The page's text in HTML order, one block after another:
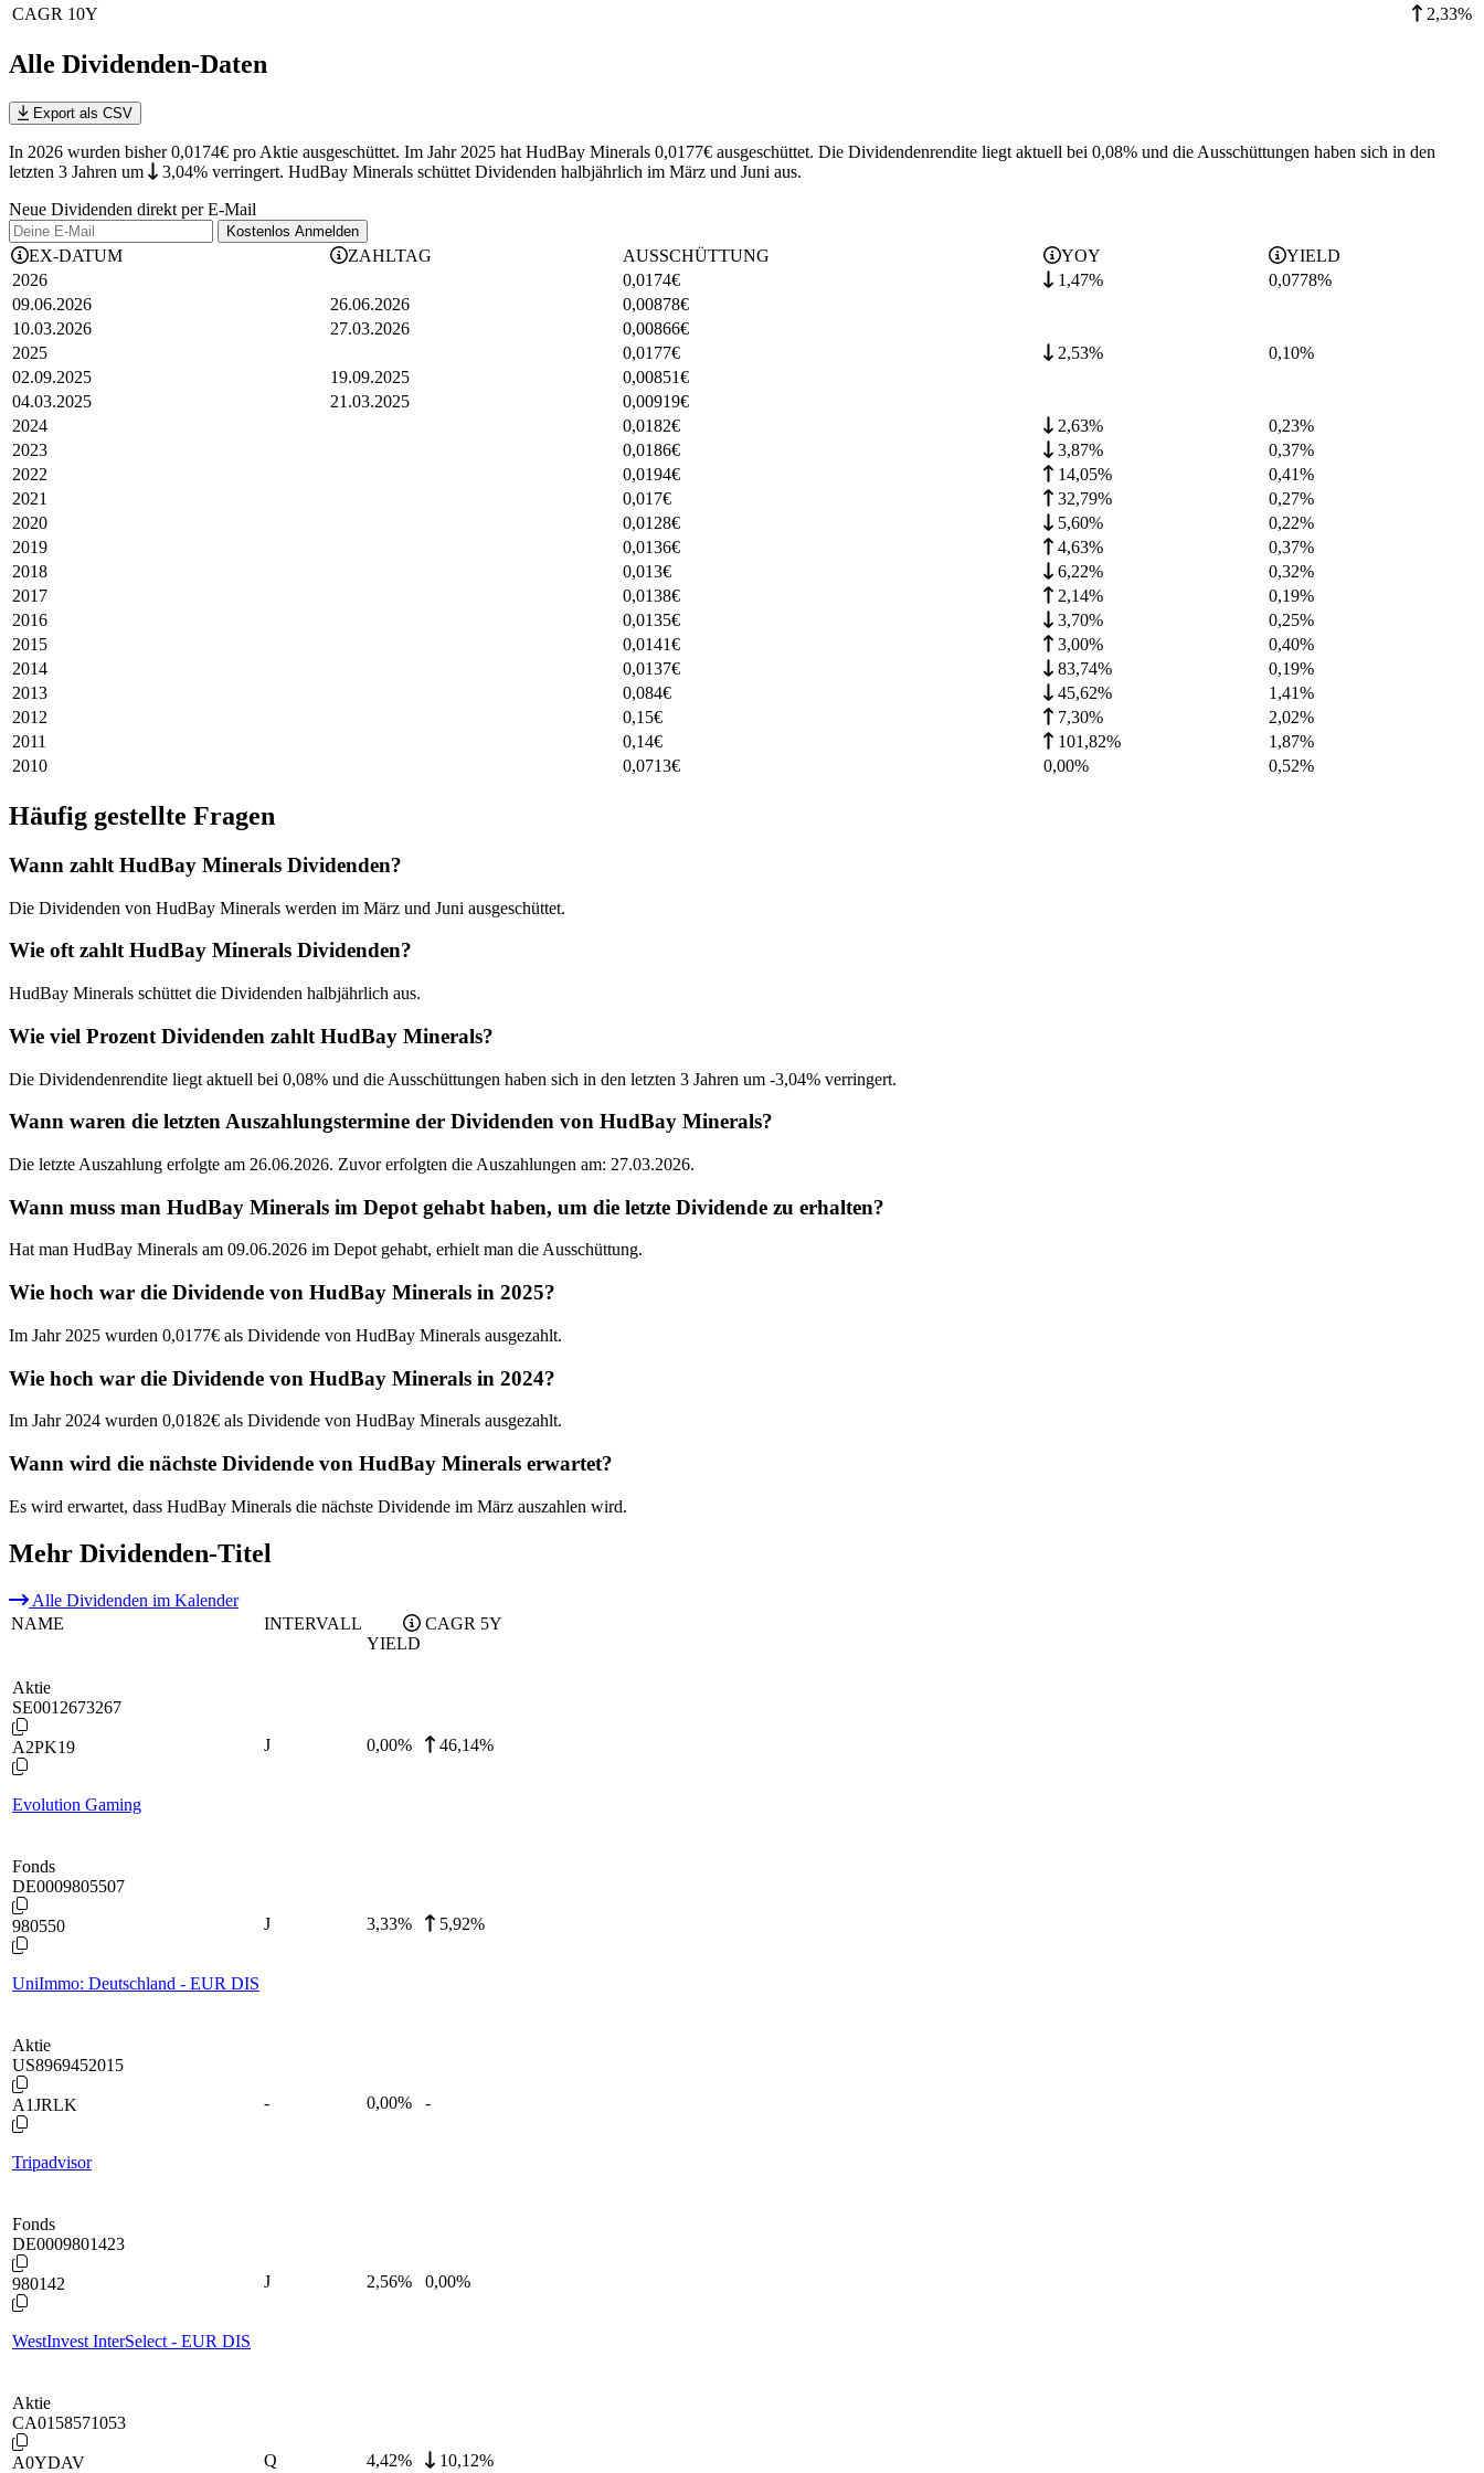
CAGR 10Y 2,33%
Alle Dividenden-Daten
Export als CSV
In 2026 wurden bisher 0,0174€ pro Aktie ausgeschüttet. Im Jahr 2025 hat HudBay Minerals 0,0177€ ausgeschüttet. Die Dividendenrendite liegt aktuell bei 0,08% und die Ausschüttungen haben sich in den
letzten 3 Jahren um 3,04% verringert. HudBay Minerals schüttet Dividenden halbjährlich im März und Juni aus.
Neue Dividenden direkt per E-Mail
Kostenlos Anmelden
EX-DATUM ZAHLTAG AUSSCHÜTTUNG YOY
YIELD
2026
0,0174€ 1,47% 0,0778%
09.06.2026
26.06.2026 0,00878€
10.03.2026
27.03.2026 0,00866€
2025
0,0177€ 2,53% 0,10%
02.09.2025
19.09.2025 0,00851€
04.03.2025
21.03.2025 0,00919€
2024
0,0182€ 2,63% 0,23%
2023
0,0186€ 3,87% 0,37%
2022
0,0194€ 14,05% 0,41%
2021
0,017€ 32,79% 0,27%
2020
0,0128€ 5,60% 0,22%
2019
0,0136€ 4,63% 0,37%
2018
0,013€ 6,22% 0,32%
2017
0,0138€ 2,14% 0,19%
2016
0,0135€ 3,70% 0,25%
2015
0,0141€ 3,00% 0,40%
2014
0,0137€ 83,74% 0,19%
2013
0,084€ 45,62% 1,41%
2012
0,15€ 7,30% 2,02%
2011
0,14€ 101,82% 1,87%
2010
0,0713€ 0,00% 0,52%
Häufig gestellte Fragen
Wann zahlt HudBay Minerals Dividenden?
Die Dividenden von HudBay Minerals werden im März und Juni ausgeschüttet.
Wie oft zahlt HudBay Minerals Dividenden?
HudBay Minerals schüttet die Dividenden halbjährlich aus.
Wie viel Prozent Dividenden zahlt HudBay Minerals?
Die Dividendenrendite liegt aktuell bei 0,08% und die Ausschüttungen haben sich in den letzten 3 Jahren um -3,04% verringert.
Wann waren die letzten Auszahlungstermine der Dividenden von HudBay Minerals?
Die letzte Auszahlung erfolgte am 26.06.2026. Zuvor erfolgten die Auszahlungen am: 27.03.2026.
Wann muss man HudBay Minerals im Depot gehabt haben, um die letzte Dividende zu erhalten?
Hat man HudBay Minerals am 09.06.2026 im Depot gehabt, erhielt man die Ausschüttung.
Wie hoch war die Dividende von HudBay Minerals in 2025?
Im Jahr 2025 wurden 0,0177€ als Dividende von HudBay Minerals ausgezahlt.
Wie hoch war die Dividende von HudBay Minerals in 2024?
Im Jahr 2024 wurden 0,0182€ als Dividende von HudBay Minerals ausgezahlt.
Wann wird die nächste Dividende von HudBay Minerals erwartet?
Es wird erwartet, dass HudBay Minerals die nächste Dividende im März auszahlen wird.
Mehr Dividenden-Titel
Alle Dividenden im Kalender
NAME
INTERVALL
YIELD
CAGR 5Y
Aktie
SE0012673267
A2PK19
Evolution Gaming
J 0,00% 46,14%
Fonds
DE0009805507
980550
UniImmo: Deutschland - EUR DIS
J 3,33% 5,92%
Aktie
US8969452015
A1JRLK
Tripadvisor
- 0,00% -
Fonds
DE0009801423
980142
WestInvest InterSelect - EUR DIS
J 2,56% 0,00%
Aktie
CA0158571053
A0YDAV Q 4,42% 10,12%